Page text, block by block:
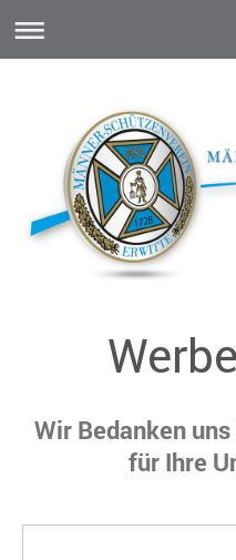
Wir Bedanken
für Ihre